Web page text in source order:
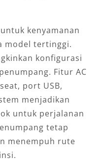
kenyamanan
model tertinggi.
konfigurasi
Fitur AC
port USB,
menjadikan
untuk perjalanan
tetap
menempuh rute